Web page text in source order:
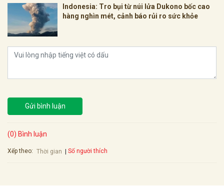
Indonesia: Tro bụi từ núi lửa Dukono bốc cao
hàng nghìn mét, cảnh báo rủi ro sức khỏe
Gửi bình luận
(0) Bình luận
Xếp theo: Thời gian Số người thích